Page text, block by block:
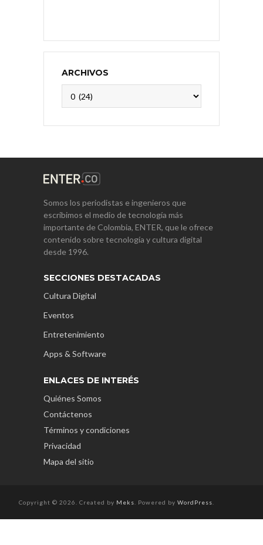
ARCHIVOS
Somos los periodistas e ingenieros que
escribimos el medio de tecnología más
importante de Colombia, ENTER, que le ofrece
contenido sobre tecnología y cultura digital
desde 1996.
SECCIONES DESTACADAS
Cultura Digital
Eventos
Entretenimiento
Apps & Software
ENLACES DE INTERÉS
Quiénes Somos
Contáctenos
Términos y condiciones
Privacidad
Mapa del sitio
Copyright © 2026. Created by Meks. Powered by WordPress.